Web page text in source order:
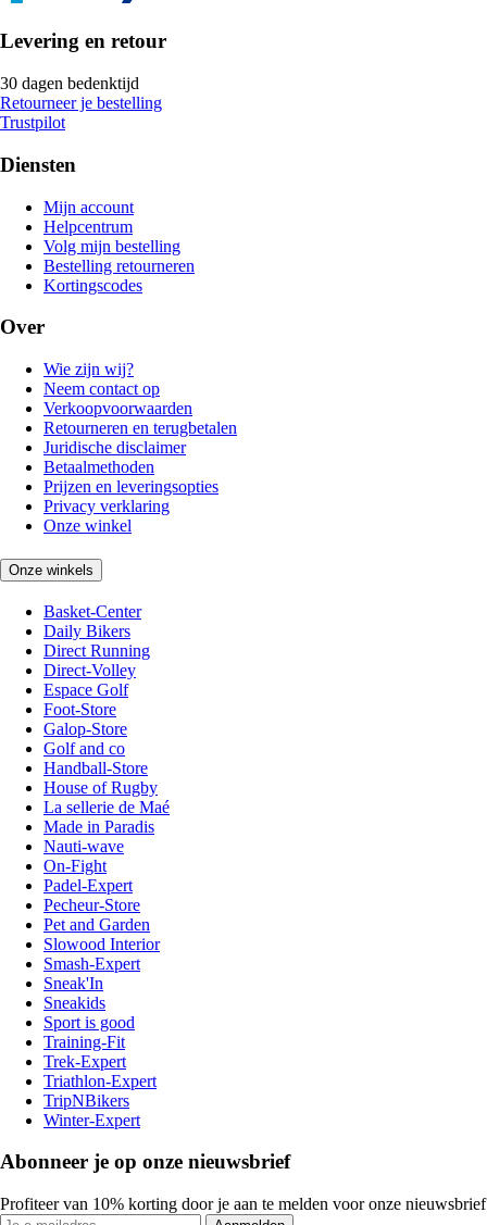
Levering en retour
30 dagen bedenktijd
Retourneer je bestelling
Trustpilot
Diensten
Mijn account
Helpcentrum
Volg mijn bestelling
Bestelling retourneren
Kortingscodes
Over
Wie zijn wij?
Neem contact op
Verkoopvoorwaarden
Retourneren en terugbetalen
Juridische disclaimer
Betaalmethoden
Prijzen en leveringsopties
Privacy verklaring
Onze winkel
Onze winkels
Basket-Center
Daily Bikers
Direct Running
Direct-Volley
Espace Golf
Foot-Store
Galop-Store
Golf and co
Handball-Store
House of Rugby
La sellerie de Maé
Made in Paradis
Nauti-wave
On-Fight
Padel-Expert
Pecheur-Store
Pet and Garden
Slowood Interior
Smash-Expert
Sneak'In
Sneakids
Sport is good
Training-Fit
Trek-Expert
Triathlon-Expert
TripNBikers
Winter-Expert
Abonneer je op onze nieuwsbrief
Profiteer van 10% korting door je aan te melden voor onze nieuwsbrief